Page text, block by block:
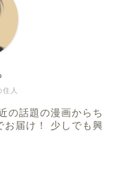
人
の話題の漫画からち
お届け！ 少しでも興
SF